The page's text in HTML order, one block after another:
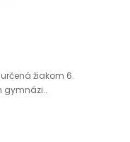
žiakom 6.
gymnázi..